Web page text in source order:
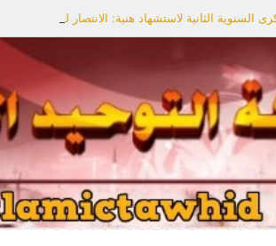
السنوية الثانية لاستشهاد هنية: الانتصار لفلسطين أقرب